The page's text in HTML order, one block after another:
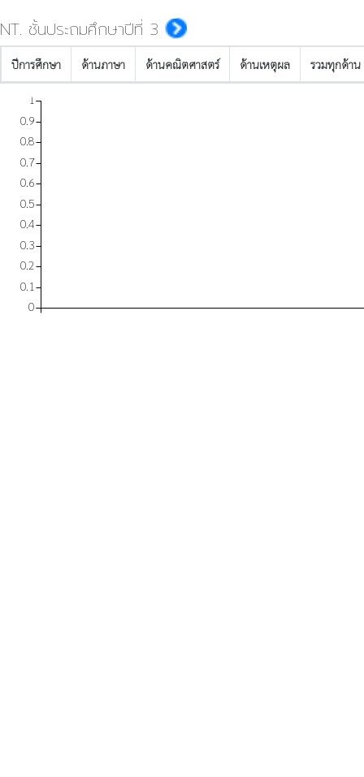
NT. ชั้นประถมศึกษาปีที่ 3
ปีการศึกษา ด้านภาษา ด้านคณิตศาสตร์ ด้านเหตุผล รวมทุกด้าน
0
0.1
0.2
0.3
0.4
0.5
0.6
0.7
0.8
0.9
1